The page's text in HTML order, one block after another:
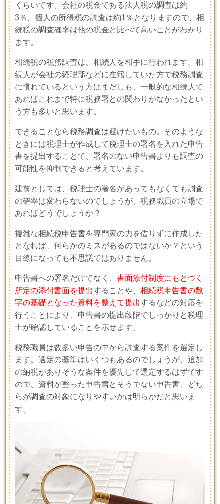
くらいです。会社の税金である法人税の調査は約
3％、個人の所得税の調査は約1 ％となりますので、相
続税の調査確率は他の税金と比べて高いことがわかり
ます。
相続税の税務調査は、相続人を相手に行われます。相
続人が会社の経理部などに在籍していた方で税務調査
に慣れているという方はまだしも、一般的な相続人で
あればこれまで特に税務署との関わりがなかったとい
う方も多いと思います。
できることなら税務調査は避けたいもの。そのような
ときには税理士が作成して税理士の署名を入れた申告
書を提出することで、署名のない申告書よりも調査の
可能性を抑制できると考えています。
建前としては、税理士の署名があってもなくても調査
の確率は変わらないのでしょうが、税務職員の立場で
あればどうでしょうか？
複雑な相続税申告書を専門家の力を借りずに作成した
となれば、何らかのミスがあるのではないか？という
目線になっても不思議ではありません。
申告書への署名だけでなく、 書面添付制度にもとづく
所定の添付書面を提出することや、 相続税申告書の数
字の基礎となった資料を整えて提出するなどの対応を
行うことにより、申告書の提出段階でしっかりと税理
士が確認していることを示せます。
税務職員は数多い申告の中から調査する案件を選定し
ます。選定の基準はいくつもあるのでしょうが、追加
の納税がありそうな案件を優先して選定するはずです
ので、資料が整った申告書とそうでない申告書、どち
らが調査の対象になりやすいかは明らかだと思いま
す。